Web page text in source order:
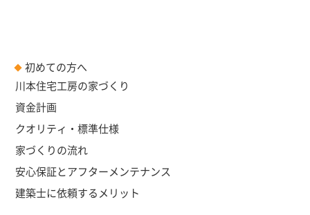
初めての方へ
川本住宅工房の家づくり
資金計画
クオリティ・標準仕様
家づくりの流れ
安心保証とアフターメンテナンス
建築士に依頼するメリット